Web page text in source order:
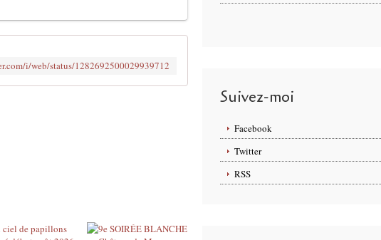
i/web/status/1282692500029939712
Suivez-moi
Facebook
Twitter
RSS